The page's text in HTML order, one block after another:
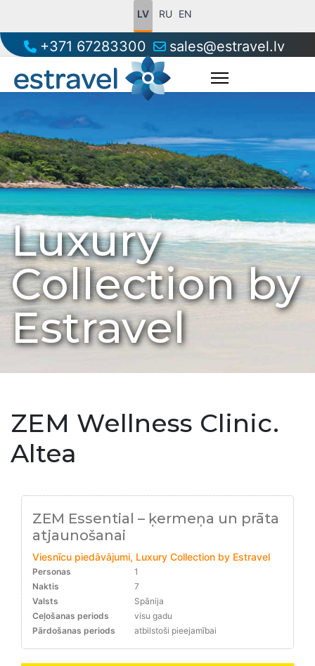
LV RU EN
+371 67283300 sales@estravel.lv
Luxury
Collection by
Estravel
ZEM Wellness Clinic.
Altea
ZEM Essential – ķermeņa un prāta
atjaunošanai
Viesnīcu piedāvājumi, Luxury Collection by Estravel
Personas
1
Naktis
7
Valsts
Spānija
Ceļošanas periods
visu gadu
Pārdošanas periods
atbilstoši pieejamībai